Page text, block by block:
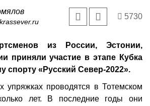
5730
из России, Эстонии,
приняли участие в этапе Кубка
спорту «Русский Север-2022».
упряжках проводятся в Тотемском
лет. В последние годы они